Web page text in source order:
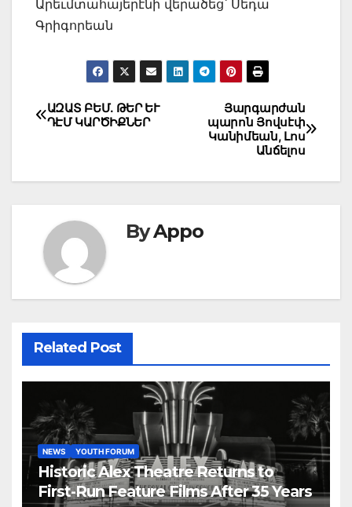
Արեւմտահայերէնի վերածեց՝ Սեդա
Գրիգորեան
Post
navigation
Յարգարժան
պարոն Յովսէփ
Կանիմեան, Լոս
Անճելոս
ԱԶԱՏ ԲԵՄ. ԹԵՐ ԵՒ
ԴԷՄ ԿԱՐԾԻՔՆԵՐ
ByAppo
Related Post
NEWS YOUTH FORUM
Historic Alex Theatre Returns to
First-Run Feature Films After 35 Years